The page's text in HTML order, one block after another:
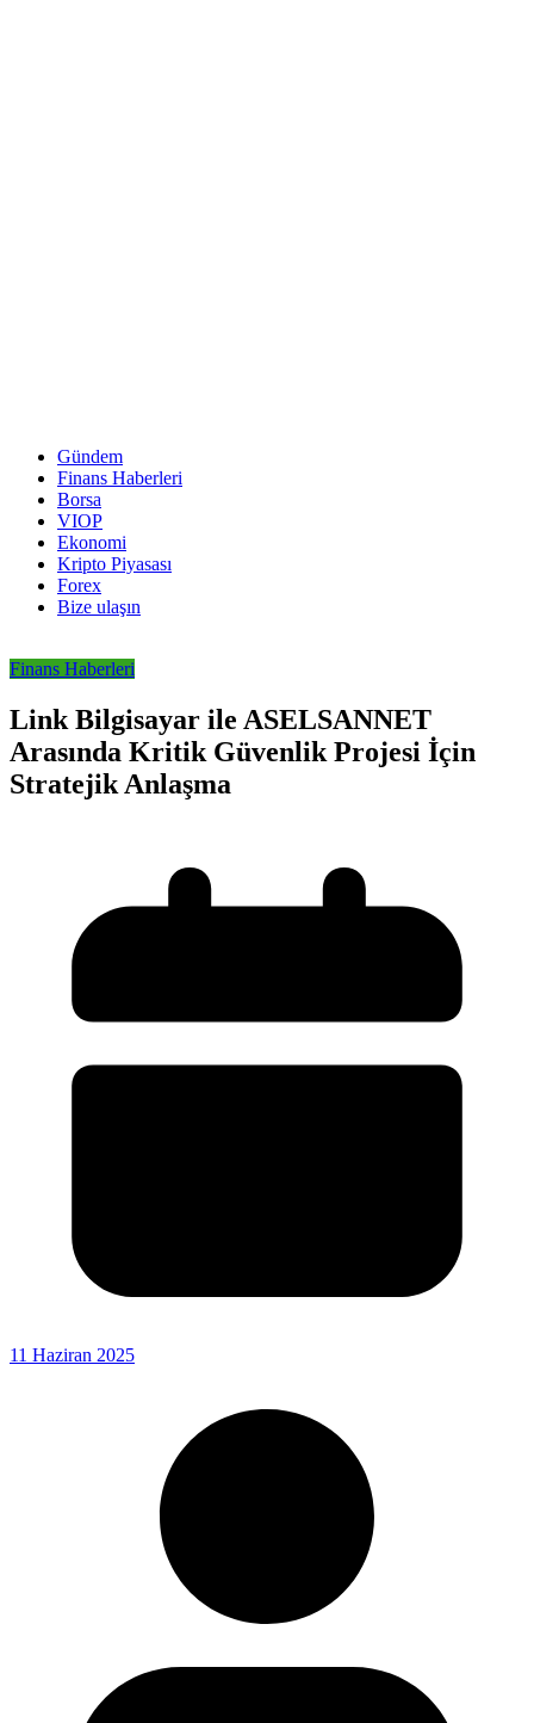
Gündem
Finans Haberleri
Borsa
VIOP
Ekonomi
Kripto Piyasası
Forex
Bize ulaşın
Finans Haberleri
Link Bilgisayar ile ASELSANNET
Arasında Kritik Güvenlik Projesi İçin
Stratejik Anlaşma
11 Haziran 2025